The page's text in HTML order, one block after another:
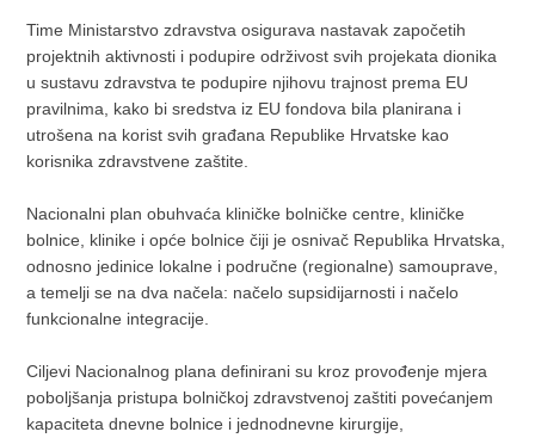
Time Ministarstvo zdravstva osigurava nastavak započetih
projektnih aktivnosti i podupire održivost svih projekata dionika
u sustavu zdravstva te podupire njihovu trajnost prema EU
pravilnima, kako bi sredstva iz EU fondova bila planirana i
utrošena na korist svih građana Republike Hrvatske kao
korisnika zdravstvene zaštite.
Nacionalni plan obuhvaća kliničke bolničke centre, kliničke
bolnice, klinike i opće bolnice čiji je osnivač Republika Hrvatska,
odnosno jedinice lokalne i područne (regionalne) samouprave,
a temelji se na dva načela: načelo supsidijarnosti i načelo
funkcionalne integracije.
Ciljevi Nacionalnog plana definirani su kroz provođenje mjera
poboljšanja pristupa bolničkoj zdravstvenoj zaštiti povećanjem
kapaciteta dnevne bolnice i jednodnevne kirurgije,